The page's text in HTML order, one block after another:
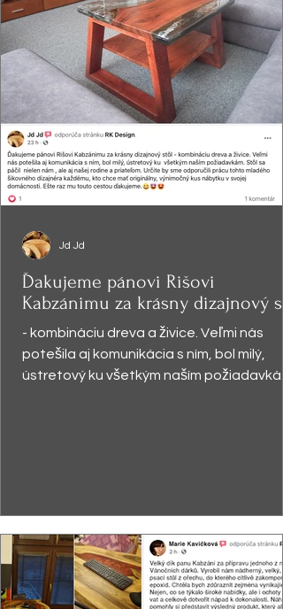
Ďakujeme pánovi Rišovi
Kabzánimu za krásny dizajnový
- kombináciu dreva a živice. Veľmi nás
potešila aj komunikácia s ním, bol milý,
ústretový ku všetkým naším požiadavkám.
Jd Jd